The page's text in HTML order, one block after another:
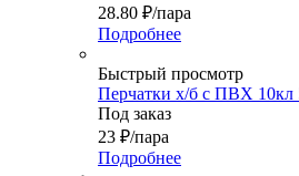
28.80 ₽/пара
Подробнее
Быстрый просмотр
Перчатки х/б с ПВХ 10кл
Под заказ
23 ₽/пара
Подробнее